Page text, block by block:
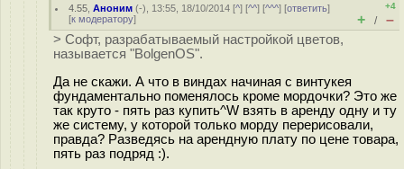
4.55 ,Аноним (-), 13:55, 18/10/2014 [^] [^^] [^^^] [ответить]
[к модератору]
+4
+ / –
> Софт, разрабатываемый настройкой цветов,
называется "BolgenOS".
Да не скажи. А что в виндах начиная с винтукея
фундаментально поменялось кроме мордочки? Это же
так круто - пять раз купить^W взять в аренду одну и ту
же систему, у которой только морду перерисовали,
правда? Разведясь на арендную плату по цене товара,
пять раз подряд :).